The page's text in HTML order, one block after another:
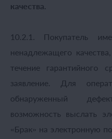
качества.
10.2.1. Покупатель
ненадлежащего
течение гарантийного
заявление. Для
обнаруженный
возможность выслать
«Брак» на электронную